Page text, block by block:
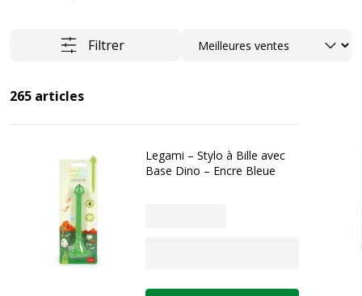
Filtrer Trier
265 articles
Legami – Stylo à Bille avec
Base Dino – Encre Bleue